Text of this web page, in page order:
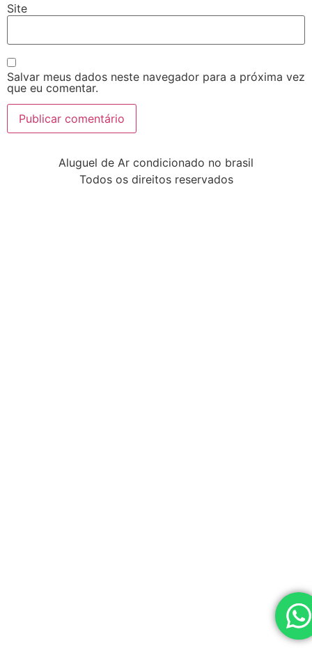
Site
Salvar meus dados neste navegador para a próxima vez
que eu comentar.
Aluguel de Ar condicionado no brasil
Todos os direitos reservados